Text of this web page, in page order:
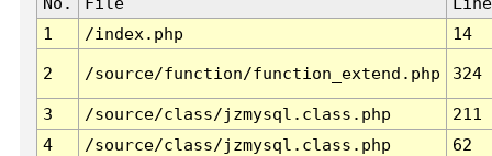
1
/index.php 14
2 /source/function/function_extend.php 324
3 /source/class/jzmysql.class.php
211
4
/source/class/jzmysql.class.php
62